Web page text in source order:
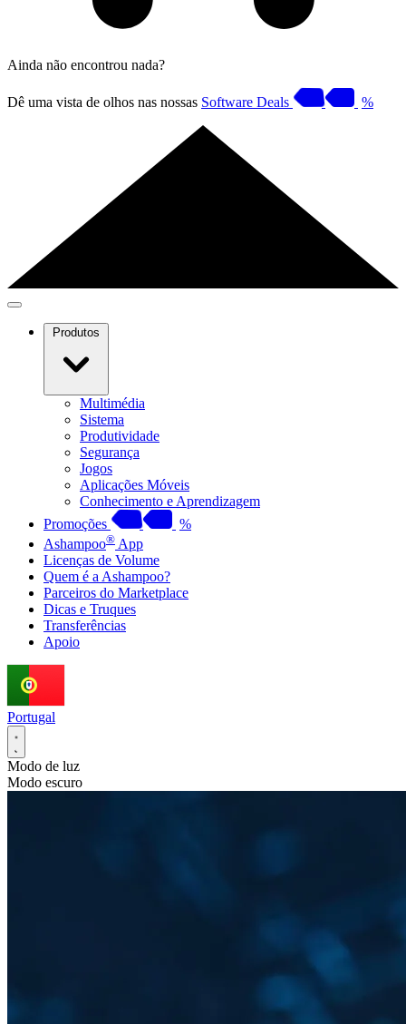
Ainda não encontrou nada?
Dê uma vista de olhos nas nossas Software Deals %
Produtos
Multimédia
Sistema
Produtividade
Segurança
Jogos
Aplicações Móveis
Conhecimento e Aprendizagem
Promoções
%
Ashampoo® App
Licenças de Volume
Quem é a Ashampoo?
Parceiros do Marketplace
Dicas e Truques
Transferências
Apoio
Portugal
Modo de luz
Modo escuro